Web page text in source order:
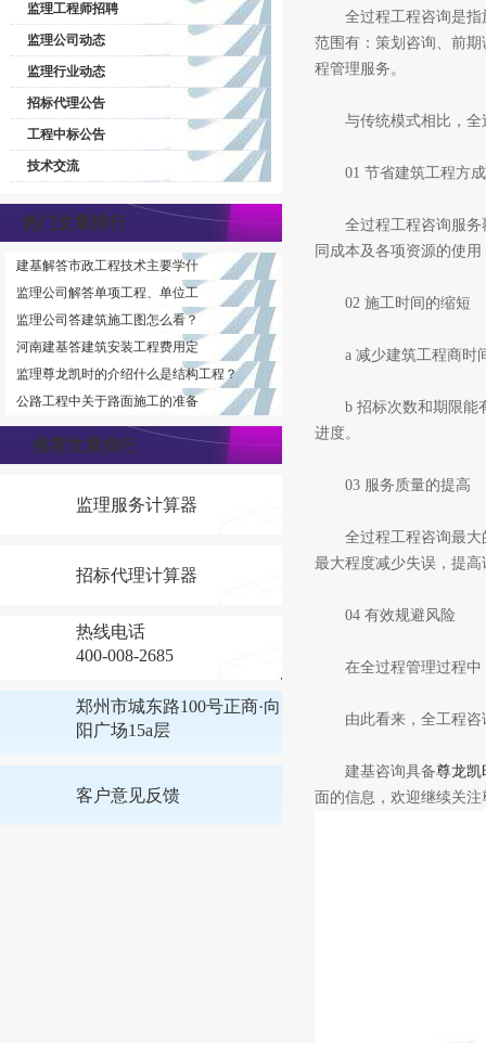
监理工程师招聘
监理公司动态
监理行业动态
招标代理公告
工程中标公告
技术交流
热门文章排行
建基解答市政工程技术主要学什
监理公司解答单项工程、单位工
监理公司答建筑施工图怎么看？
河南建基答建筑安装工程费用定
监理尊龙凯时的介绍什么是结构工程？
公路工程中关于路面施工的准备
推荐文章排行
监理服务计算器
招标代理计算器
热线电话
400-008-2685
郑州市城东路100号正商·向
阳广场15a层
客户意见反馈
全过程工程咨询是指施
范围有：策划咨询、前
程管理服务。
与传统模式相比，全
01 节省建筑工程方
全过程工程咨询服务覆
同成本及各项资源的使
02 施工时间的缩短
a 减少建筑工程商时间
b 招标次数和期限能有
进度。
03 服务质量的提高
全过程工程咨询最大的
最大程度减少失误，提
04 有效规避风险
在全过程管理过程中，
由此看来，全工程咨询
建基咨询具备尊龙凯
面的信息，欢迎继续关注